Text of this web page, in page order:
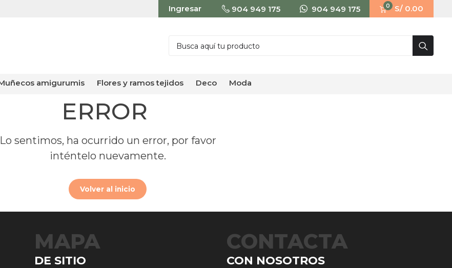
Ingresar 904 949 175 904 949 175 0 S/ 0.00
muñecos amigurumis flores y ramos tejidos deco moda
ERROR
Lo sentimos, ha ocurrido un error, por favor
inténtelo nuevamente.
Volver al inicio
MAPA
DE SITIO
CONTACTA
CON NOSOTROS